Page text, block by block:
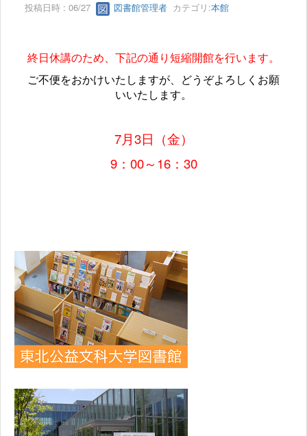
投稿日時 : 06/27 図書館管理者 カテゴリ:本館
終日休講のため、下記の通り短縮開館を行います。
ご不便をおかけいたしますが、どうぞよろしくお願
いいたします。
7月3日（金）
9：00～16：30